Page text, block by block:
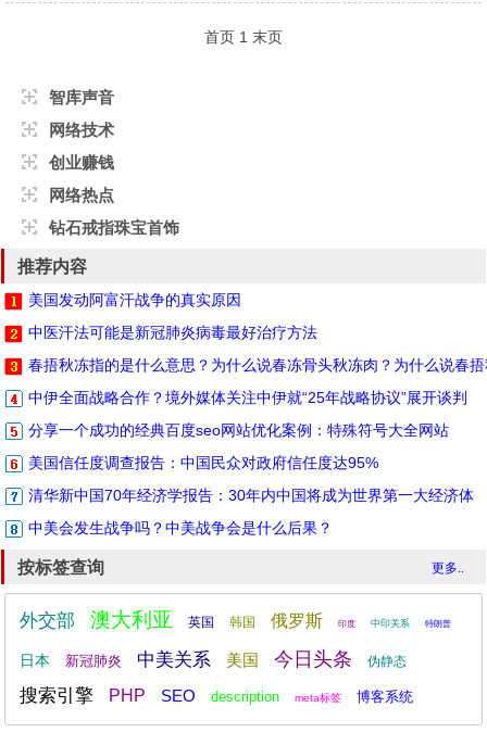
首页 1 末页
智库声音
网络技术
创业赚钱
网络热点
钻石戒指珠宝首饰
推荐内容
美国发动阿富汗战争的真实原因
中医汗法可能是新冠肺炎病毒最好治疗方法
春捂秋冻指的是什么意思？为什么说春冻骨头秋冻肉？为什么说春
中伊全面战略合作？境外媒体关注中伊就“25年战略协议”展开谈判
分享一个成功的经典百度seo网站优化案例：特殊符号大全网站
美国信任度调查报告：中国民众对政府信任度达95%
清华新中国70年经济学报告：30年内中国将成为世界第一大经济体
中美会发生战争吗？中美战争会是什么后果？
更多..
按标签查询
外交部 澳大利亚 英国 韩国 俄罗斯 印度 中印关系 特朗普
日本 新冠肺炎 中美关系 美国 今日头条 伪静态
搜索引擎 PHP SEO description meta标签 博客系统